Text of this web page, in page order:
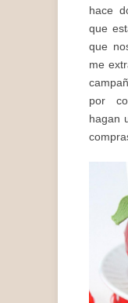
hace
que
que
me
por
hagan